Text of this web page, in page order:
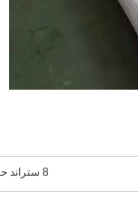
8 ستراند حبل بوليستر بحري